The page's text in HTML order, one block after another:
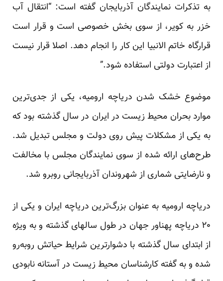
به تذکرات نمایندگان آذربایجان گفته است: “انتقال آب
خزر به کویر، از سوی بخش خصوصی است و قرار است
قرارگاه خاتم الانبیا این کار را انجام دهد. اصلا قرار نیست
از اعتبارت دولتی استفاده شود.”
موضوع خشک شدن دریاچه ارومیه، یکی از جدی‌ترین
موارد بحران محیط زیست در ایران در سال گذشته بود که
به یکی از مشکلات پیش روی دولت و مجلس تبدیل شد.
طرح‌های ارائه شده از سوی نمایندگان مجلس با مخالفت
و نارضایتی شماری از شهروندان آذربایجانی روبرو شد.
دریاچه ارومیه به عنوان بزرگ‌ترین دریاچه ایران و یکی از
۲۰ دریاچه پهناور جهان در طول سالهای گذشته و به ویژه
از ابتدای سال گذشته با دشوار‌ترین شرایط حیاتش روبه‌رو
شده و به گفته کار‌شناسان محیط زیست در آستانه نابودی